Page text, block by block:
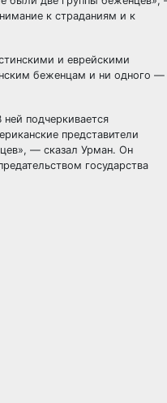
к страданиям и к
и еврейскими
беженцам и ни одного —
подчеркивается
представители
— сказал Урман. Он
государства